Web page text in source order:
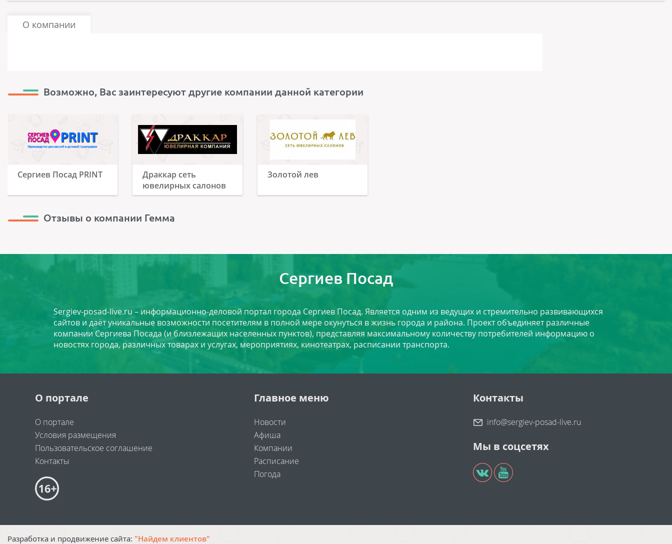
О компании
Возможно, Вас заинтересуют другие компании данной категории
Cергиев Посад PRINT
Драккар сеть
ювелирных салонов
Золотой лев
Отзывы о компании Гемма
Сергиев Посад
Sergiev-posad-live.ru – информационно-деловой портал города Сергиев Посад. Является одним из ведущих и стремительно развивающихся
сайтов и даёт уникальные возможности посетителям в полной мере окунуться в жизнь города и района. Проект объединяет различные
компании Сергиева Посада (и близлежащих населенных пунктов), представляя максимальному количеству потребителей информацию о
новостях города, различных товарах и услугах, мероприятиях, кинотеатрах, расписании транспорта.
О портале
О портале
Условия размещения
Пользовательское соглашение
Контакты
Главное меню
Новости
Афиша
Компании
Расписание
Погода
Контакты
info@sergiev-posad-live.ru
Мы в соцсетях
Разработка и продвижение сайта: "Найдем клиентов"